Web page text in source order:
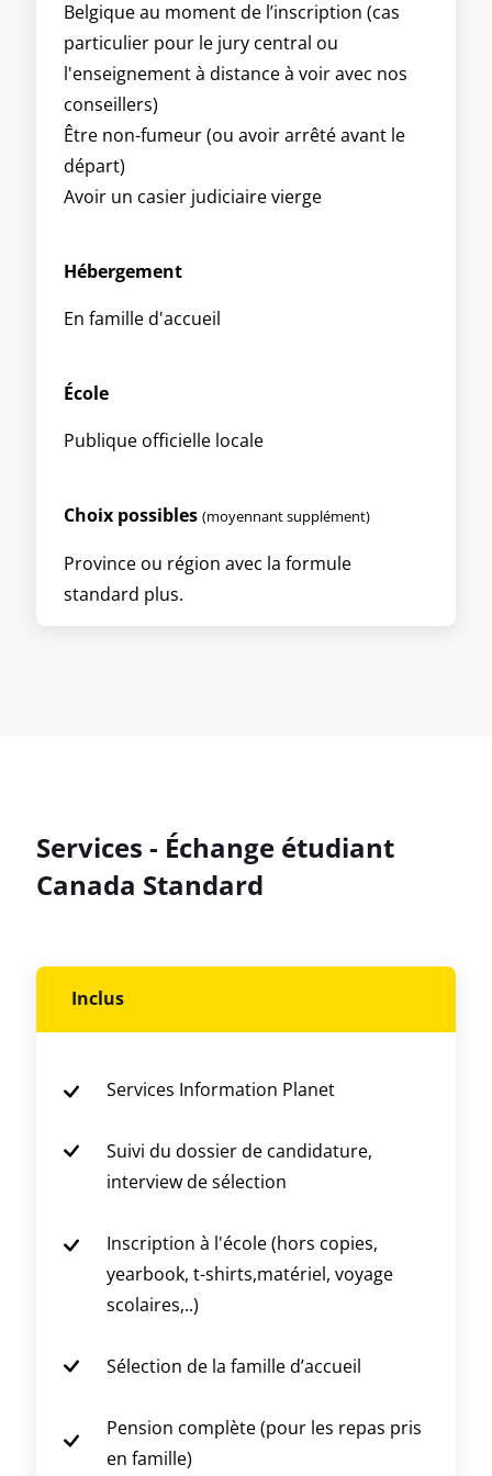
Belgique au moment de l’inscription (cas
particulier pour le jury central ou
l'enseignement à distance à voir avec nos
conseillers)
Être non-fumeur (ou avoir arrêté avant le
départ)
Avoir un casier judiciaire vierge
Hébergement
En famille d'accueil
École
Publique officielle locale
Choix possibles (moyennant supplément)
Province ou région avec la formule
standard plus.
Services - Échange étudiant
Canada Standard
Inclus
Services Information Planet
Suivi du dossier de candidature,
interview de sélection
Inscription à l'école (hors copies,
yearbook, t-shirts,matériel, voyage
scolaires,..)
Sélection de la famille d’accueil
Pension complète (pour les repas pris
en famille)